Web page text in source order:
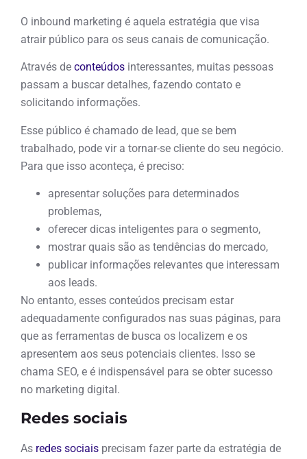
O inbound marketing é aquela estratégia que visa
atrair público para os seus canais de comunicação.
Através de conteúdos interessantes, muitas pessoas
passam a buscar detalhes, fazendo contato e
solicitando informações.
Esse público é chamado de lead, que se bem
trabalhado, pode vir a tornar-se cliente do seu negócio.
Para que isso aconteça, é preciso:
apresentar soluções para determinados
problemas,
oferecer dicas inteligentes para o segmento,
mostrar quais são as tendências do mercado,
publicar informações relevantes que interessam
aos leads.
No entanto, esses conteúdos precisam estar
adequadamente configurados nas suas páginas, para
que as ferramentas de busca os localizem e os
apresentem aos seus potenciais clientes. Isso se
chama SEO, e é indispensável para se obter sucesso
no marketing digital.
Redes sociais
As redes sociais precisam fazer parte da estratégia de